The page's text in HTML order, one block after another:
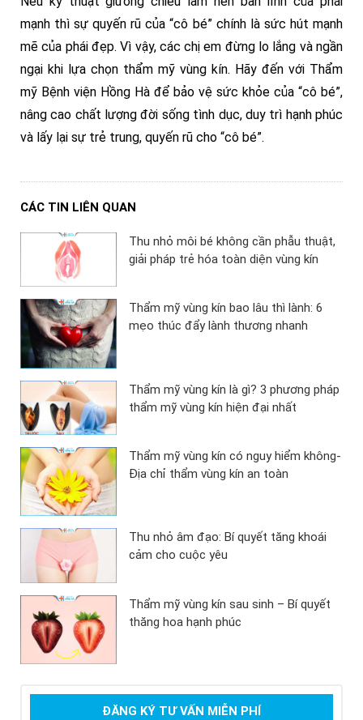
mạnh thì sự quyến rũ của “cô bé” chính là sức hút mạnh
mẽ của phái đẹp. Vì vậy, các chị em đừng lo lắng và ngần
ngại khi lựa chọn thẩm mỹ vùng kín. Hãy đến với Thẩm
mỹ Bệnh viện Hồng Hà để bảo vệ sức khỏe của “cô bé”,
nâng cao chất lượng đời sống tình dục, duy trì hạnh phúc
và lấy lại sự trẻ trung, quyến rũ cho “cô bé”.
CÁC TIN LIÊN QUAN
Thu nhỏ môi bé không cần phẫu thuật,
giải pháp trẻ hóa toàn diện vùng kín
Thẩm mỹ vùng kín bao lâu thì lành: 6
mẹo thúc đẩy lành thương nhanh
Thẩm mỹ vùng kín là gì? 3 phương pháp
thẩm mỹ vùng kín hiện đại nhất
Thẩm mỹ vùng kín có nguy hiểm không-
Địa chỉ thẩm vùng kín an toàn
Thu nhỏ âm đạo: Bí quyết tăng khoái
cảm cho cuộc yêu
Thẩm mỹ vùng kín sau sinh – Bí quyết
thăng hoa hạnh phúc
ĐĂNG KÝ TƯ VẤN MIỄN PHÍ